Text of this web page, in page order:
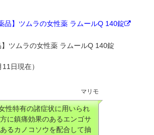
品】ツムラの女性薬 ラムールQ 140錠
】ツムラの女性薬 ラムールQ 140錠
日現在）
マリモ
性特有の諸症状に用いられ
に鎮痛効果のあるエンゴサ
るカノコソウを配合して抽